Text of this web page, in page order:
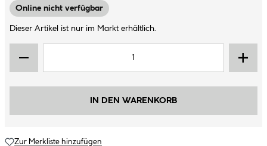
Online nicht verfügbar
Dieser Artikel ist nur im Markt erhältlich.
IN DEN WARENKORB
Zur Merkliste hinzufügen